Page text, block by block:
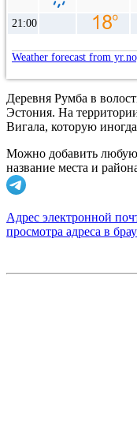
21:00
Weather forecast from
Деревня Румба в
Эстония. На
Вигала, которую
Можно добавить любую
название места и
Адрес электронной
просмотра адреса в